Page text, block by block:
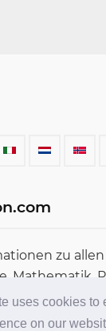
uses cookies to
on our
zu
Mathematik,
und vieles
in unserem